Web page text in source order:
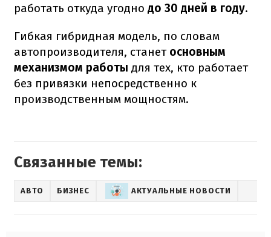
работать откуда угодно до 30 дней в году.
Гибкая гибридная модель, по словам
автопроизводителя, станет основным
механизмом работы для тех, кто работает
без привязки непосредственно к
производственным мощностям.
Связанные темы:
АВТО БИЗНЕС АКТУАЛЬНЫЕ НОВОСТИ